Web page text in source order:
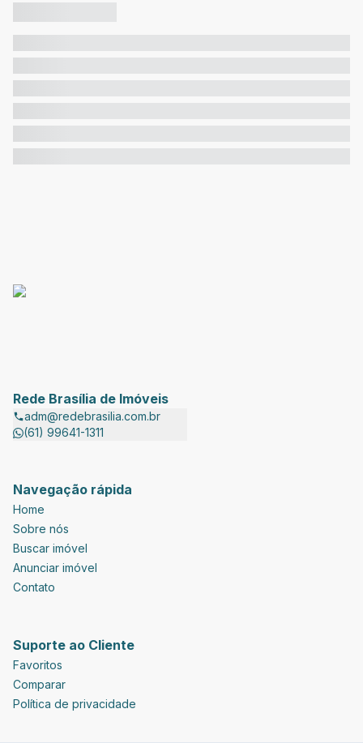
Rede Brasília de Imóveis
adm@redebrasilia.com.br
(61) 99641-1311
Navegação rápida
Home
Sobre nós
Buscar imóvel
Anunciar imóvel
Contato
Suporte ao Cliente
Favoritos
Comparar
Política de privacidade